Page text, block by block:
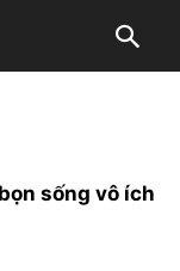
sống vô ích